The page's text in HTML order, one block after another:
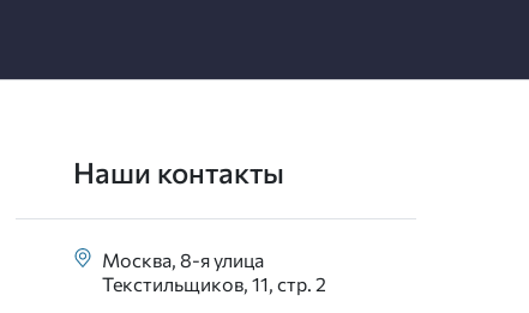
Наши контакты
Москва, 8-я улица
Текстильщиков, 11, стр. 2